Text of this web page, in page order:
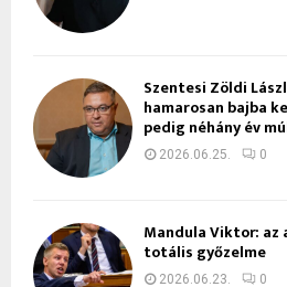
Szentesi Zöldi
hamarosan bajba
pedig néhány év
2026.06.25. 0
Mandula Viktor:
totális győzelme
2026.06.23. 0